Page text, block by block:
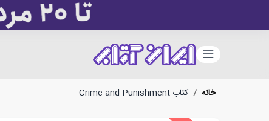
دسته‌بندی
خانه / کتاب Crime and Punishment